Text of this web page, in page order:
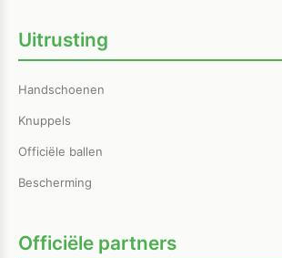
Uitrusting
Handschoenen
Knuppels
Officiële ballen
Bescherming
Officiële partners